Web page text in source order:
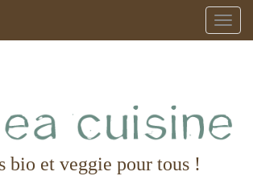
bio et veggie pour tous !